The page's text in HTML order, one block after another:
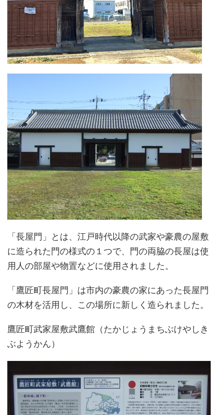
「長屋門」とは、江戸時代以降の武家や豪農の屋敷
に造られた門の様式の１つで、門の両脇の長屋は使
用人の部屋や物置などに使用されました。
「鷹匠町長屋門」は市内の豪農の家にあった長屋門
の木材を活用し、この場所に新しく造られました。
鷹匠町武家屋敷武鷹館（たかじょうまちぶけやしき
ぶようかん）